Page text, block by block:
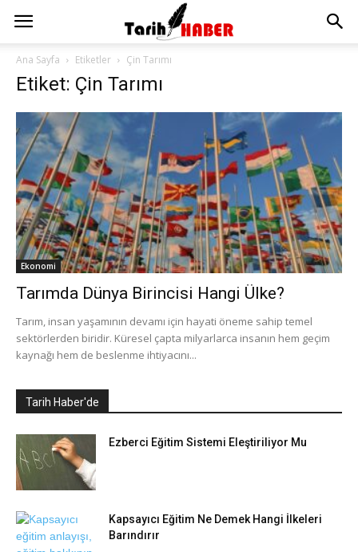
Ana Sayfa Etiketler Çin Tarımı
Etiket: Çin Tarımı
Ekonomi
Tarımda Dünya Birincisi Hangi Ülke?
Tarım, insan yaşamının devamı için hayati öneme sahip temel
sektörlerden biridir. Küresel çapta milyarlarca insanın hem geçim
kaynağı hem de beslenme ihtiyacını...
Tarih Haber'de
Ezberci Eğitim Sistemi Eleştiriliyor Mu
Kapsayıcı Eğitim Ne Demek Hangi İlkeleri
Barındırır